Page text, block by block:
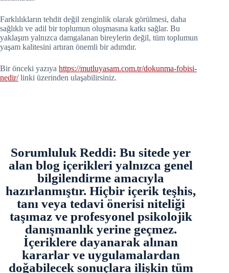
Farklılıkların tehdit değil zenginlik olarak görülmesi, daha
sağlıklı ve adil bir toplumun oluşmasına katkı sağlar. Bu
yaklaşım yalnızca damgalanan bireylerin değil, tüm toplumun
yaşam kalitesini artıran önemli bir adımdır.
Bir önceki yazıya https://mutluyasam.com.tr/dokunma-fobisi-
nedir/linki üzerinden ulaşabilirsiniz.
Sorumluluk Reddi: Bu sitede yer
alan blog içerikleri yalnızca genel
bilgilendirme amacıyla
hazırlanmıştır. Hiçbir içerik teşhis,
tanı veya tedavi önerisi niteliği
taşımaz ve profesyonel psikolojik
danışmanlık yerine geçmez.
İçeriklere dayanarak alınan
kararlar ve uygulamalardan
doğabilecek sonuçlara ilişkin tüm